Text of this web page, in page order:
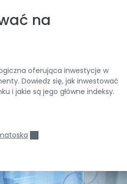
na
oferująca inwestycje w
Dowiedz się, jak inwestować
i jakie są jego główne indeksy.